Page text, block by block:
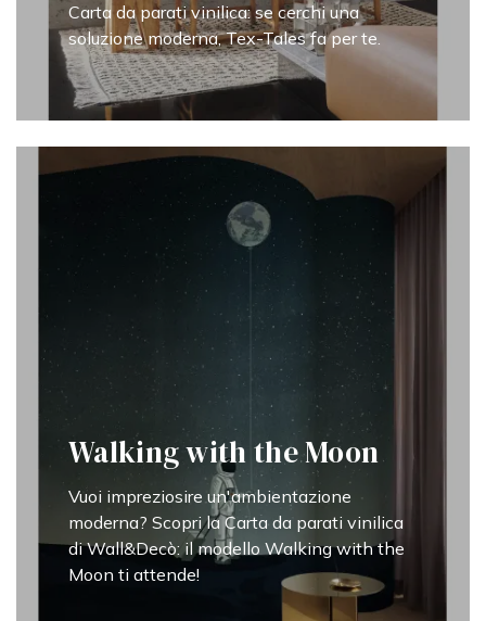
Carta da parati vinilica: se cerchi una
soluzione moderna, Tex-Tales fa per te.
Walking with the Moon
Vuoi impreziosire un'ambientazione
moderna? Scopri la Carta da parati vinilica
di Wall&Decò: il modello Walking with the
Moon ti attende!